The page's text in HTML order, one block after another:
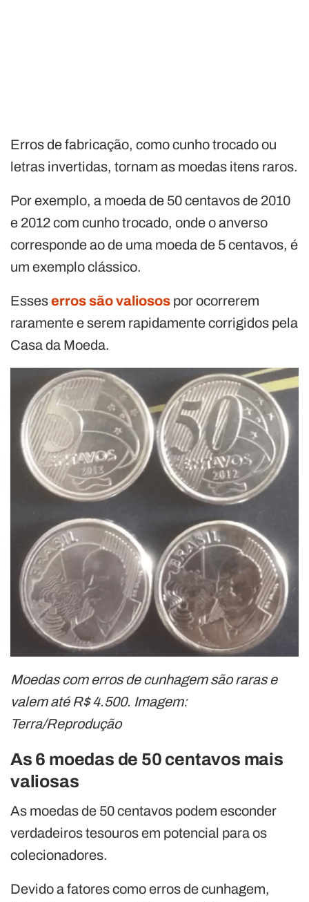
Erros de fabricação, como cunho trocado ou
letras invertidas, tornam as moedas itens raros.
Por exemplo, a moeda de 50 centavos de 2010
e 2012 com cunho trocado, onde o anverso
corresponde ao de uma moeda de 5 centavos, é
um exemplo clássico.
Esseserros são valiosos por ocorrerem
raramente e serem rapidamente corrigidos pela
Casa da Moeda.
Moedas com erros de cunhagem são raras e
valem até R$ 4.500. Imagem:
Terra/Reprodução
As 6 moedas de 50 centavos mais
valiosas
As moedas de 50 centavos podem esconder
verdadeiros tesouros em potencial para os
colecionadores.
Devido a fatores como erros de cunhagem,